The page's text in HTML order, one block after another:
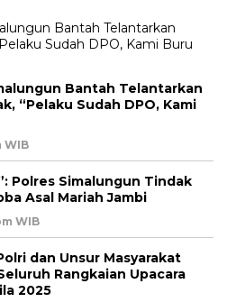
Bantah Telantarkan
“Pelaku Sudah DPO, Kami
WIB
Polres Simalungun Tindak
Asal Mariah Jambi
WIB
dan Unsur Masyarakat
Rangkaian Upacara
2025